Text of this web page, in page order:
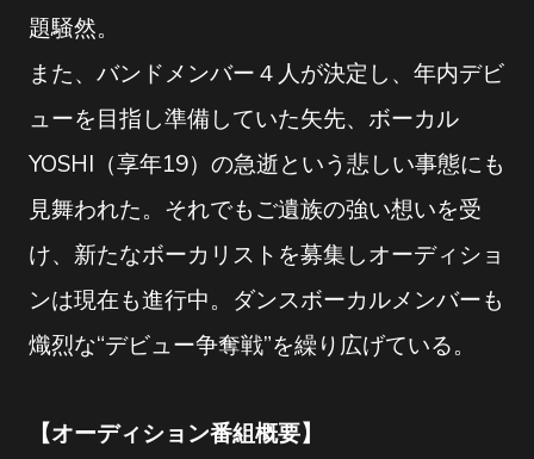
題騒然。
また、バンドメンバー４人が決定し、年内デビ
ューを目指し準備していた矢先、ボーカル
YOSHI（享年19）の急逝という悲しい事態にも
見舞われた。それでもご遺族の強い想いを受
け、新たなボーカリストを募集しオーディショ
ンは現在も進行中。ダンスボーカルメンバーも
熾烈な“デビュー争奪戦”を繰り広げている。
【オーディション番組概要】